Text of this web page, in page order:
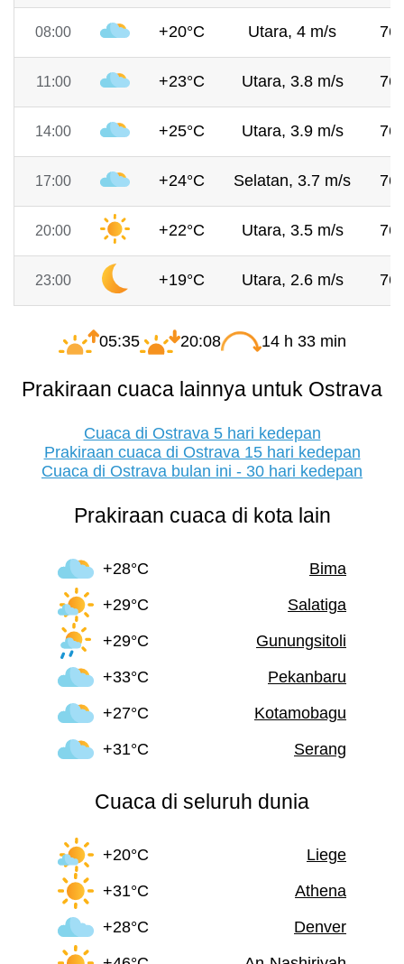
08:00 +20°C Utara, 4 m/s
11:00 +23°C Utara, 3.8 m/s
14:00 +25°C Utara, 3.9 m/s
17:00 +24°C Selatan, 3.7 m/s
20:00 +22°C Utara, 3.5 m/s
23:00 +19°C Utara, 2.6 m/s
05:35 20:08 14 h 33 min
Prakiraan cuaca lainnya untuk Ostrava
Cuaca di Ostrava 5 hari kedepan
Prakiraan cuaca di Ostrava 15 hari kedepan
Cuaca di Ostrava bulan ini - 30 hari kedepan
Prakiraan cuaca di kota lain
+28°C
Bima
+29°C
Salatiga
+29°C
Gunungsitoli
+33°C
Pekanbaru
+27°C
Kotamobagu
+31°C
Serang
Cuaca di seluruh dunia
+20°C
Liege
+31°C
Athena
+28°C
Denver